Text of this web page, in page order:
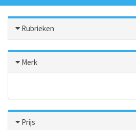
Rubrieken
Merk
Prijs